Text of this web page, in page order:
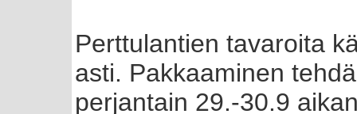
Perttulantien tavaroita
asti. Pakkaaminen
perjantain 29.-30.9